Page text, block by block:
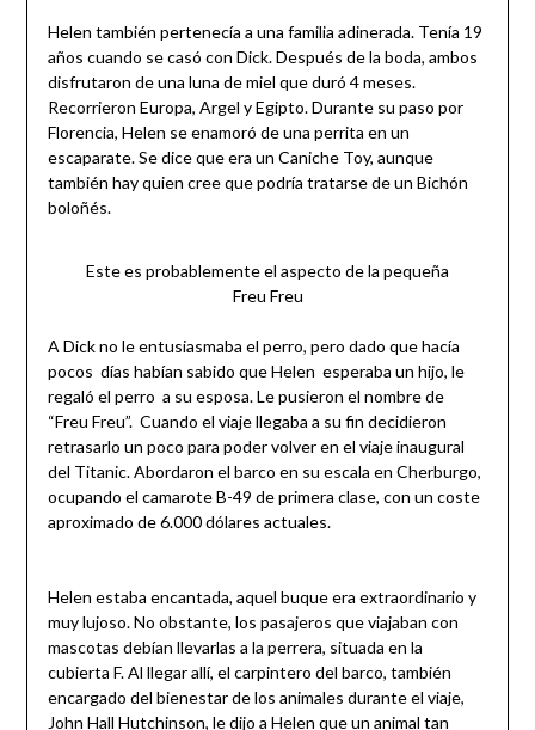
Helen también pertenecía a una familia adinerada. Tenía 19
años cuando se casó con Dick. Después de la boda, ambos
disfrutaron de una luna de miel que duró 4 meses.
Recorrieron Europa, Argel y Egipto. Durante su paso por
Florencia, Helen se enamoró de una perrita en un
escaparate. Se dice que era un Caniche Toy, aunque
también hay quien cree que podría tratarse de un Bichón
boloñés.
Este es probablemente el aspecto de la pequeña
Freu Freu
A Dick no le entusiasmaba el perro, pero dado que hacía
pocos días habían sabido que Helen esperaba un hijo, le
regaló el perro a su esposa. Le pusieron el nombre de
“Freu Freu”. Cuando el viaje llegaba a su fin decidieron
retrasarlo un poco para poder volver en el viaje inaugural
del Titanic. Abordaron el barco en su escala en Cherburgo,
ocupando el camarote B-49 de primera clase, con un coste
aproximado de 6.000 dólares actuales.
Helen estaba encantada, aquel buque era extraordinario y
muy lujoso. No obstante, los pasajeros que viajaban con
mascotas debían llevarlas a la perrera, situada en la
cubierta F. Al llegar allí, el carpintero del barco, también
encargado del bienestar de los animales durante el viaje,
John Hall Hutchinson, le dijo a Helen que un animal tan